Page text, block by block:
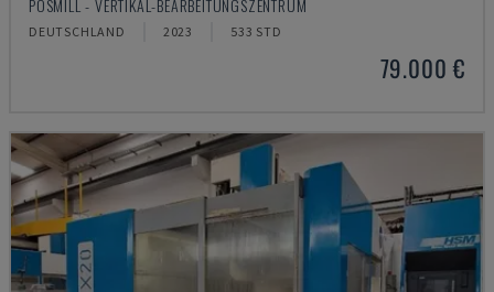
POSMILL - VERTIKAL-BEARBEITUNGSZENTRUM
DEUTSCHLAND 2023 533 STD
79.000 €